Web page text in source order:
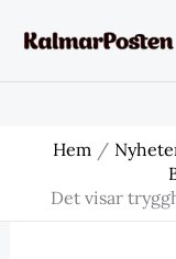
Hem
Det visar